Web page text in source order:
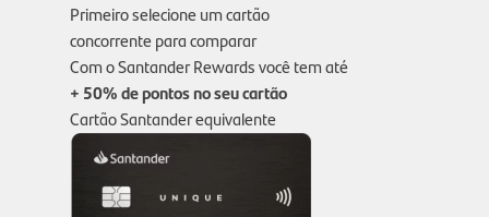
Primeiro selecione um cartão
concorrente para comparar
Com o Santander Rewards você tem até
+ 50% de pontos no seu cartão
Cartão Santander equivalente